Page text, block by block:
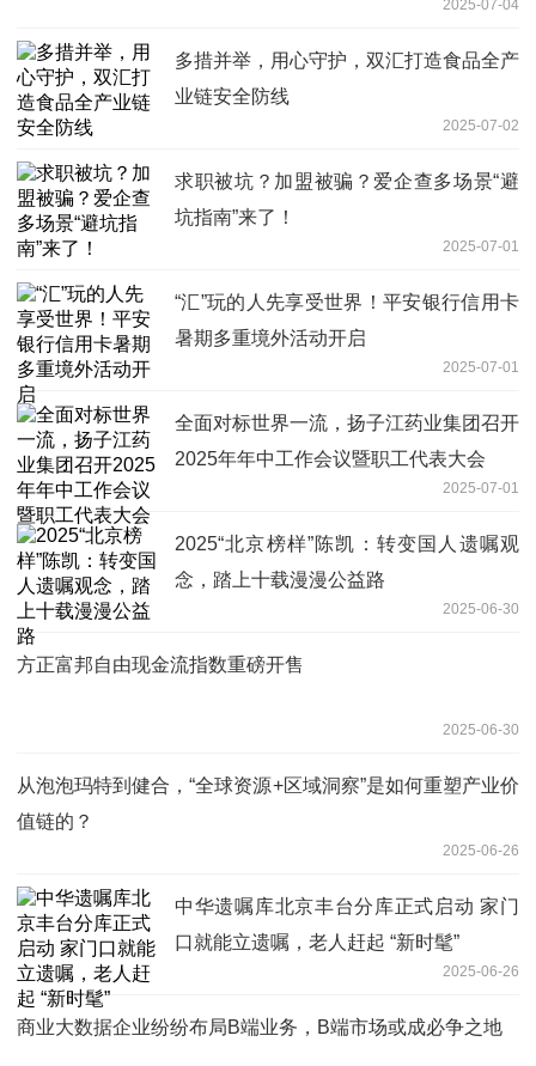
2025-07-04
多措并举，用心守护，双汇打造食品全产
业链安全防线
2025-07-02
求职被坑？加盟被骗？爱企查多场景“避
坑指南”来了！
2025-07-01
“汇”玩的人先享受世界！平安银行信用卡
暑期多重境外活动开启
2025-07-01
全面对标世界一流，扬子江药业集团召开
2025年年中工作会议暨职工代表大会
2025-07-01
2025“北京榜样”陈凯：转变国人遗嘱观
念，踏上十载漫漫公益路
2025-06-30
方正富邦自由现金流指数重磅开售
2025-06-30
从泡泡玛特到健合，“全球资源+区域洞察”是如何重塑产业价
值链的？
2025-06-26
中华遗嘱库北京丰台分库正式启动 家门
口就能立遗嘱，老人赶起 “新时髦”
2025-06-26
商业大数据企业纷纷布局B端业务，B端市场或成必争之地